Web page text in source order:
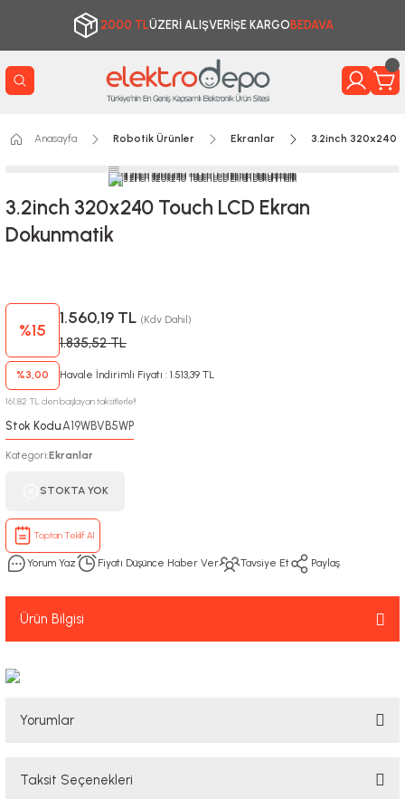
2000 TLÜZERİ ALIŞVERİŞE KARGO BEDAVA
Anasayfa Robotik Ürünler Ekranlar 3.2inch 320x240
3.2inch 320x240 Touch LCD Ekran
Dokunmatik
%15
1.560,19 TL (Kdv Dahil)
1.835,52 TL
%3,00 Havale İndirimli Fiyatı : 1.513,39 TL
161,82 TL den başlayan taksitlerle!!
Stok Kodu:A19WBVB5WP
Kategori:Ekranlar
STOKTA YOK
Toptan Teklif Al
Yorum Yaz Fiyatı Düşünce Haber Ver Tavsiye Et Paylaş
Ürün Bilgisi
Yorumlar
Taksit Seçenekleri